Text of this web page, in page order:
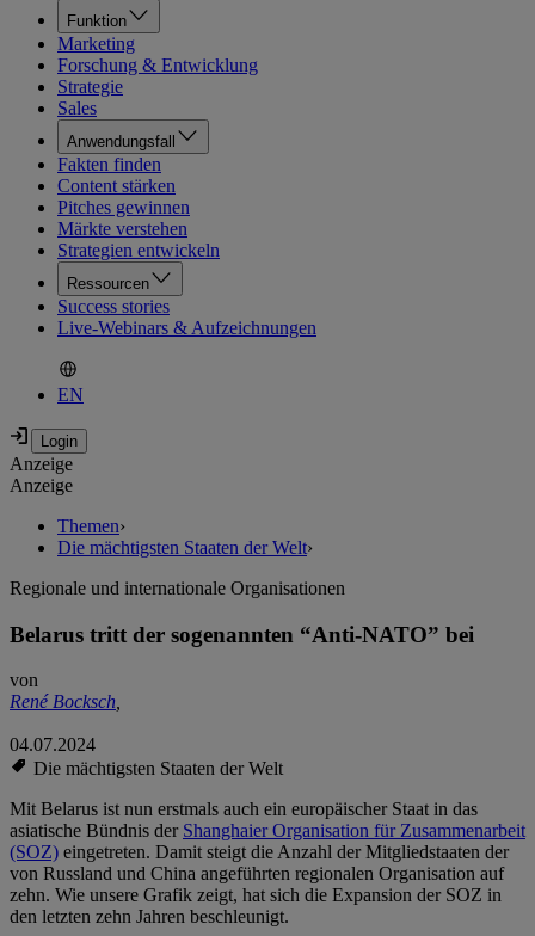
Funktion
Marketing
Forschung & Entwicklung
Strategie
Sales
Anwendungsfall
Fakten finden
Content stärken
Pitches gewinnen
Märkte verstehen
Strategien entwickeln
Ressourcen
Success stories
Live-Webinars & Aufzeichnungen
EN
Anzeige
Anzeige
Themen›
Die mächtigsten Staaten der Welt›
Regionale und internationale Organisationen
Belarus tritt der sogenannten “Anti-NATO” bei
von
René Bocksch,
04.07.2024
Die mächtigsten Staaten der Welt
Mit Belarus ist nun erstmals auch ein europäischer Staat in das
asiatische Bündnis der Shanghaier Organisation für Zusammenarbeit
(SOZ) eingetreten. Damit steigt die Anzahl der Mitgliedstaaten der
von Russland und China angeführten regionalen Organisation auf
zehn. Wie unsere Grafik zeigt, hat sich die Expansion der SOZ in
den letzten zehn Jahren beschleunigt.